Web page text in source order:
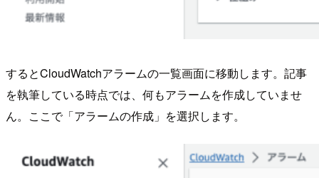
するとCloudWatchアラームの一覧画面に移動します。記事
を執筆している時点では、何もアラームを作成していませ
ん。ここで「アラームの作成」を選択します。